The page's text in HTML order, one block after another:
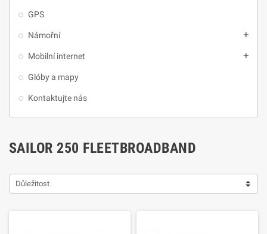
GPS
Námořní add
Mobilní internet add
Glóby a mapy
Kontaktujte nás
SAILOR 250 FLEETBROADBAND
Důležitost